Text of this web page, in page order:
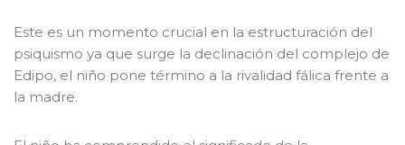
Este es un momento crucial en la estructuración del
psiquismo ya que surge la declinación del complejo de
Edipo, el niño pone término a la rivalidad fálica frente a
la madre.